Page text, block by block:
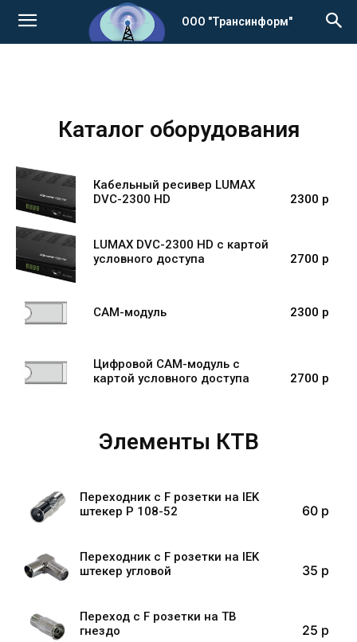
ООО "Трансинформ"
Каталог оборудования
Кабельный ресивер LUMAX
DVC-2300 HD
2300 p
LUMAX DVC-2300 HD с картой
условного доступа
2700 p
CAM-модуль 2300 p
Цифровой CАМ-модуль с
картой условного доступа
2700 p
Элементы КТВ
Переходник с F розетки на IEK
штекер Р 108-52
60 p
Переходник с F розетки на IEK
штекер угловой
35 p
Переход с F розетки на ТВ
гнездо
25 p